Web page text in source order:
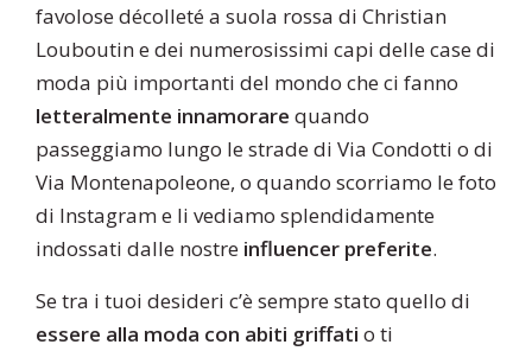
favolose décolleté a suola rossa di Christian
Louboutin e dei numerosissimi capi delle case di
moda più importanti del mondo che ci fanno
letteralmente innamorare quando
passeggiamo lungo le strade di Via Condotti o di
Via Montenapoleone, o quando scorriamo le foto
di Instagram e li vediamo splendidamente
indossati dalle nostre influencer preferite.
Se tra i tuoi desideri c’è sempre stato quello di
essere alla moda con abiti griffati o ti